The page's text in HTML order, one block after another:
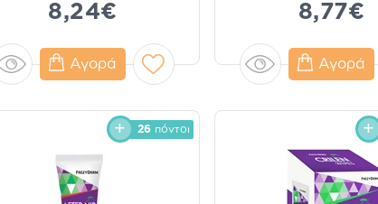
8,24€
Αγορά
8,77€
Αγορά
26πόντοι